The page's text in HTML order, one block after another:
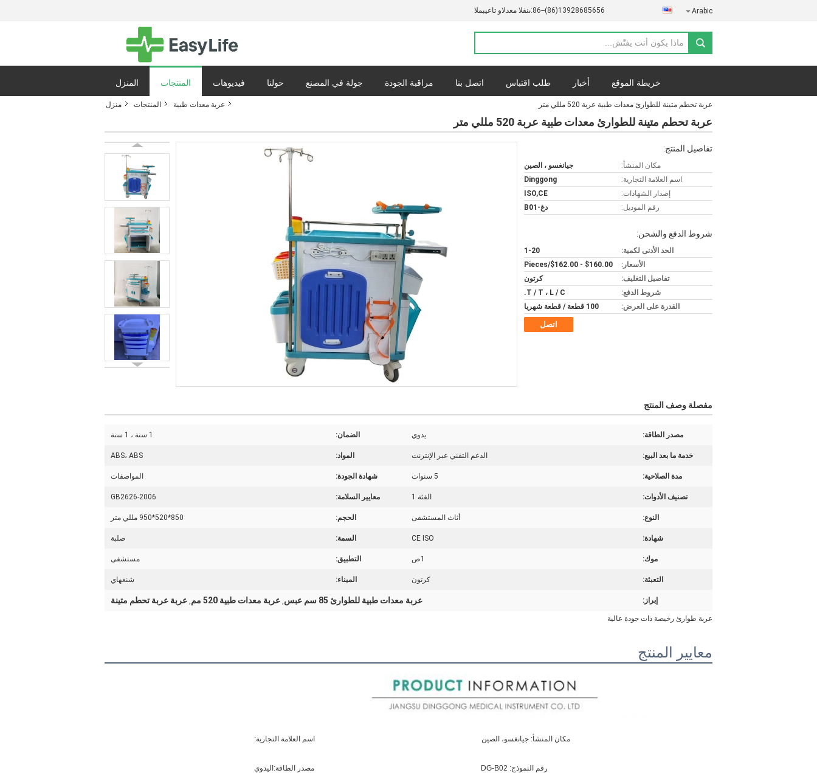
المبيعات والدعم الفنى:86--(86)13928685656 Arabic
المنزل المنتجات فيديوهات حولنا جولة في المصنع مراقبة الجودة اتصل بنا طلب اقتباس أخبار خريطة الموقع
منزل المنتجات عربة معدات طبية عربة تحطم متينة للطوارئ معدات طبية عربة 520 مللي متر
عربة تحطم متينة للطوارئ معدات طبية عربة 520 مللي متر
تفاصيل المنتج:
مكان المنشأ:
جيانغسو ، الصين
اسم العلامة التجارية:
Dinggong
إصدار الشهادات:
ISO,CE
رقم الموديل:
دغ-B01
شروط الدفع والشحن:
الحد الأدنى لكمية:
1-20
الأسعار:
$160.00 - $162.00/Pieces
تفاصيل التغليف:
كرتون
شروط الدفع:
T / T ، L / C.
القدرة على العرض:
100 قطعة / قطعة شهريا
اتصل
مفصلة وصف المنتج
مصدر الطاقة: يدوي الضمان: 1 سنة ، 1 سنة
خدمة ما بعد البيع: الدعم التقني عبر الإنترنت المواد: ABS، ABS
مدة الصلاحية: 5 سنوات شهادة الجودة: المواصفات
تصنيف الأدوات: الفئة 1 معايير السلامة: GB2626-2006
النوع: أثاث المستشفى الحجم: 850*520*950 مللي متر
شهادة: CE ISO السمة: صلبة
موك: 1ص التطبيق: مستشفى
التعبئة: كرتون الميناء: شنغهاي
إبراز: عربة معدات طبية للطوارئ 85 سم عبس , عربة معدات طبية 520 مم , عربة عربة تحطم متينة
عربة طوارئ رخيصة ذات جودة عالية
معايير المنتج
مكان المنشأ: جيانغسو، الصين اسم العلامة التجارية:
رقم النموذج: DG-B02 مصدر الطاقة:اليدوي